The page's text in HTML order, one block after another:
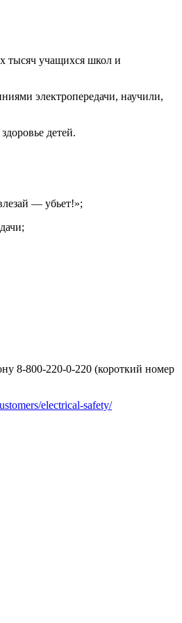
тысяч учащихся школ и
электропередачи, научили,
детей.
— убьет!»;
8-800-220-0-220 (короткий номер
electrical-safety/